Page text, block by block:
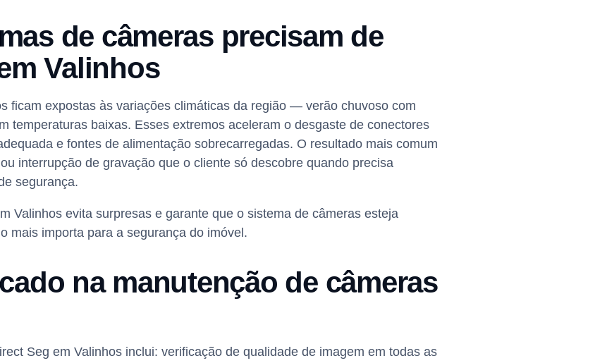
de câmeras precisam de
Valinhos
ficam expostas às variações climáticas da região — verão chuvoso com
temperaturas baixas. Esses extremos aceleram o desgaste de conectores
e fontes de alimentação sobrecarregadas. O resultado mais comum
interrupção de gravação que o cliente só descobre quando precisa
segurança.
Valinhos evita surpresas e garante que o sistema de câmeras esteja
mais importa para a segurança do imóvel.
na manutenção de câmeras
Seg em Valinhos inclui: verificação de qualidade de imagem em todas as